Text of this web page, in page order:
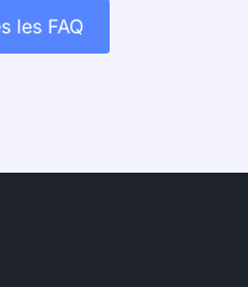
les FAQ